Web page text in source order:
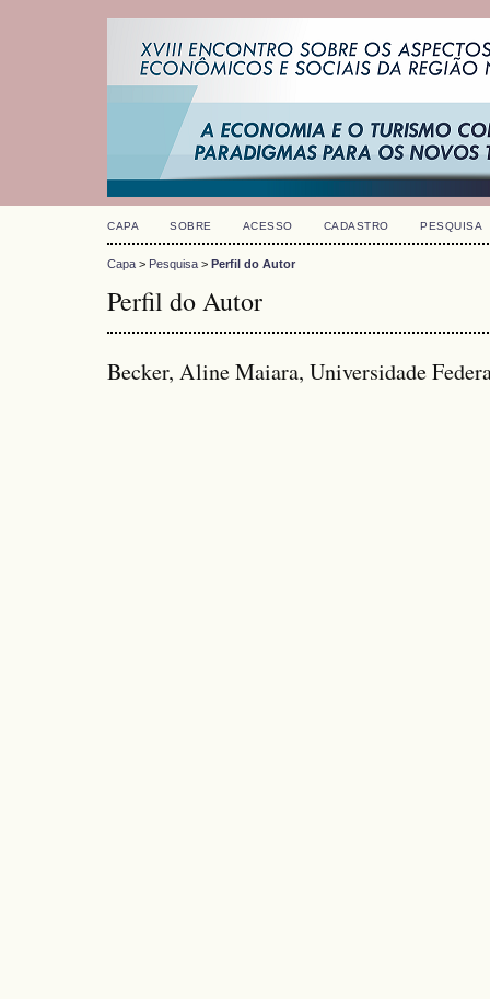
CAPA SOBRE ACESSO CADASTRO PESQUISA
Capa > Pesquisa > Perfil do Autor
Perfil do Autor
Becker, Aline Maiara, Universidade